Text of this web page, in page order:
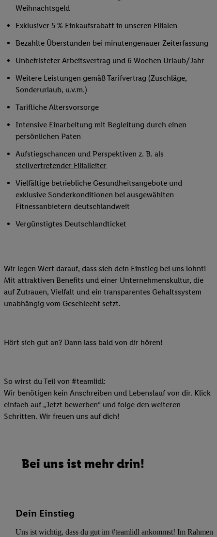
Weihnachtsgeld
Exklusiver 5 % Einkaufsrabatt in unseren Filialen
Bezahlte Überstunden bei minutengenauer Zeiterfassung
Unbefristeter Arbeitsvertrag und 6 Wochen Urlaub/Jahr
Weitere Leistungen gemäß Tarifvertrag (Zuschläge,
Sonderurlaub, u.v.m.)
Tarifliche Altersvorsorge
Intensive Einarbeitung mit Begleitung durch einen
persönlichen Paten
Aufstiegschancen und Perspektiven z. B. als
stellvertretender Filialleiter
Vielfältige betriebliche Gesundheitsangebote und
exklusive Sonderkonditionen bei ausgewählten
Fitnessanbietern deutschlandweit
Vergünstigtes Deutschlandticket
Wir legen Wert darauf, dass sich dein Einstieg bei uns lohnt!
Mit attraktiven Benefits und einer Unternehmenskultur, die
auf Zutrauen, Vielfalt und ein transparentes Gehaltssystem
unabhängig vom Geschlecht setzt.
Hört sich gut an? Dann lass bald von dir hören!
So wirst du Teil von #teamlidl:
Wir benötigen kein Anschreiben und Lebenslauf von dir. Klick
einfach auf „Jetzt bewerben“ und folge den weiteren
Schritten. Wir freuen uns auf dich!
Bei uns ist mehr drin!
Dein Einstieg
Uns ist wichtig, dass du gut im #teamlidl ankommst! Im Rahmen